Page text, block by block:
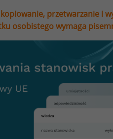
przetwarzanie i
osobistego wymaga